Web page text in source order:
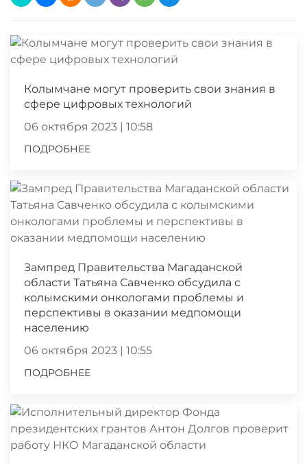
Колымчане могут проверить свои знания в
сфере цифровых технологий
06 октября 2023 | 10:58
ПОДРОБНЕЕ
Зампред Правительства Магаданской
области Татьяна Савченко обсудила с
колымскими онкологами проблемы и
перспективы в оказании медпомощи
населению
06 октября 2023 | 10:55
ПОДРОБНЕЕ